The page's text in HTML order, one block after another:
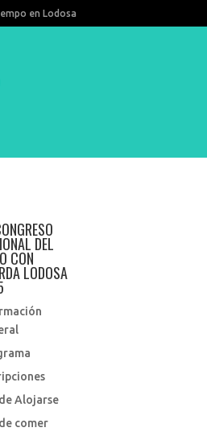
en Lodosa
DEL
CON
LODOSA
Alojarse
comer